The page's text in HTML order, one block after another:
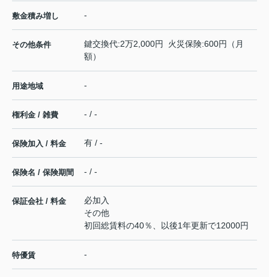
敷金積み増し -
その他条件
鍵交換代:2万2,000円 火災保険:600円（月
額）
用途地域 -
権利金 / 雑費 - / -
保険加入 / 料金 有 / -
保険名 / 保険期間 - / -
保証会社 / 料金
必加入
その他
初回総賃料の40％、以後1年更新で12000円
特優賃 -